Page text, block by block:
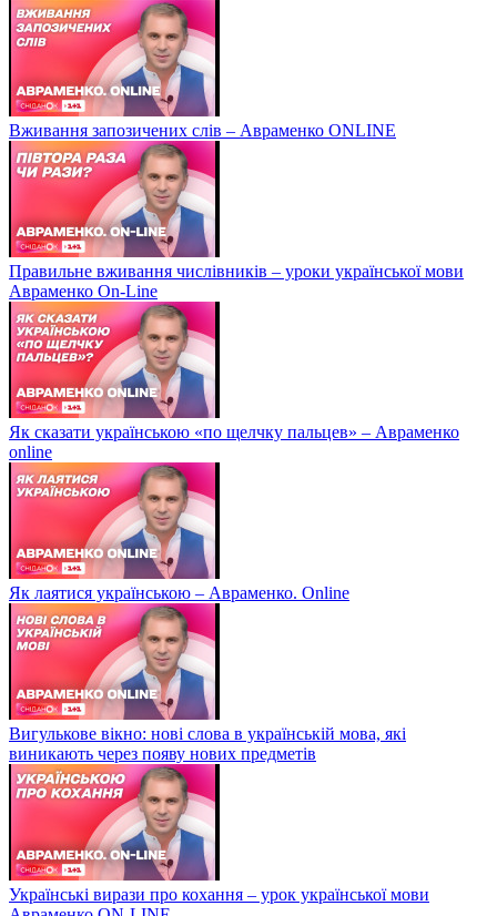
Вживання запозичених слів – Авраменко ONLINE
Правильне вживання числівників – уроки української мови
Авраменко On-Line
Як сказати українською «по щелчку пальцев» – Авраменко
online
Як лаятися українською – Авраменко. Online
Вигулькове вікно: нові слова в українській мова, які
виникають через появу нових предметів
Українські вирази про кохання – урок української мови